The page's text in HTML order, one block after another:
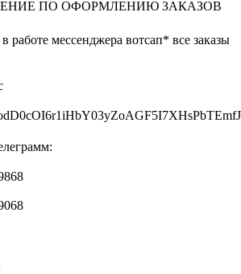
ПО ОФОРМЛЕНИЮ ЗАКАЗОВ
работе мессенджера вотсап* все заказы